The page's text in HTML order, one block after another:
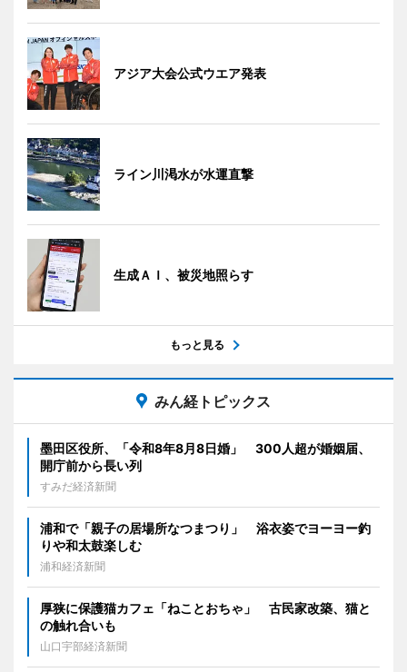
アジア大会公式ウエア発表
ライン川渇水が水運直撃
生成ＡＩ、被災地照らす
もっと見る
みん経トピックス
墨田区役所、「令和8年8月8日婚」 300人超が婚姻届、
開庁前から長い列
すみだ経済新聞
浦和で「親子の居場所なつまつり」 浴衣姿でヨーヨー釣
りや和太鼓楽しむ
浦和経済新聞
厚狭に保護猫カフェ「ねことおちゃ」 古民家改築、猫と
の触れ合いも
山口宇部経済新聞